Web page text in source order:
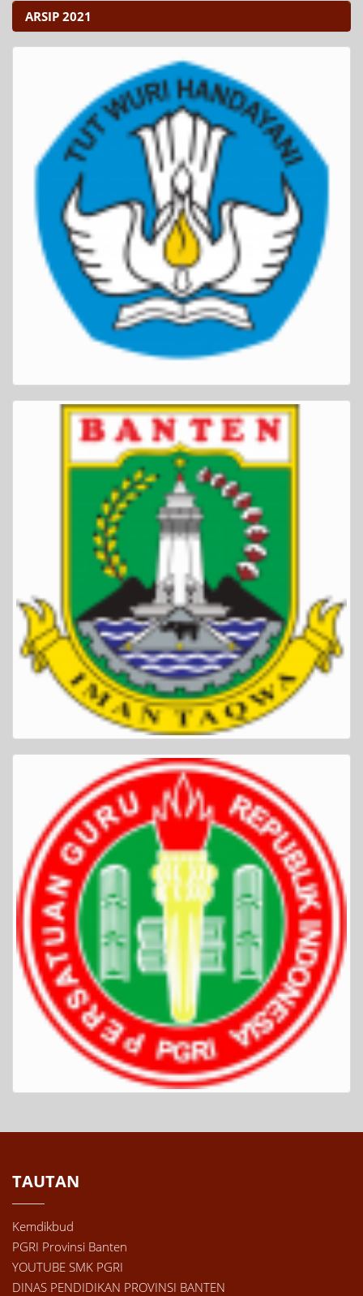
ARSIP 2021
TAUTAN
Kemdikbud
PGRI Provinsi Banten
YOUTUBE SMK PGRI
DINAS PENDIDIKAN PROVINSI BANTEN